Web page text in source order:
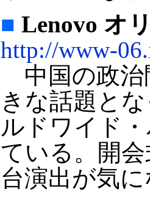
■ Lenovo オ
http://www-
中国の政治
きな話題と
ルドワイド
ている。開
台演出が気